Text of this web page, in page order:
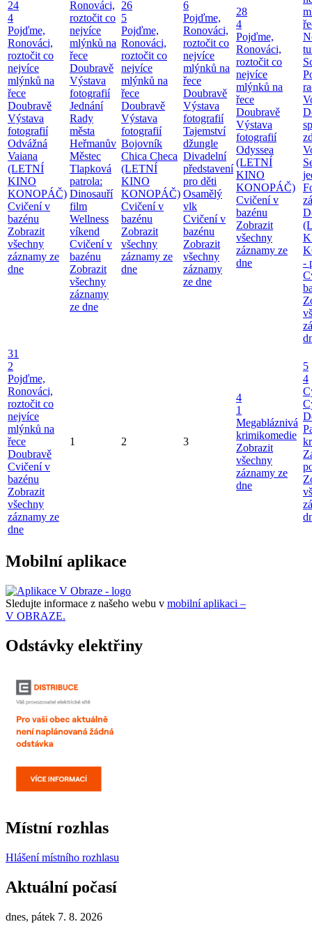
24
4
Pojďme,
Ronováci,
roztočit co
nejvíce
mlýnků na
řece
Doubravě
Výstava
fotografií
Odvážná
Vaiana
(LETNÍ
KINO
KONOPÁČ)
Cvičení v
bazénu
Zobrazit
všechny
záznamy ze
dne
Ronováci,
roztočit co
nejvíce
mlýnků na
řece
Doubravě
Výstava
fotografií
Jednání
Rady
města
Heřmanův
Městec
Tlapková
patrola:
Dinosauří
film
Wellness
víkend
Cvičení v
bazénu
Zobrazit
všechny
záznamy
ze dne
26
5
Pojďme,
Ronováci,
roztočit co
nejvíce
mlýnků na
řece
Doubravě
Výstava
fotografií
Bojovník
Chica Checa
(LETNÍ
KINO
KONOPÁČ)
Cvičení v
bazénu
Zobrazit
všechny
záznamy ze
dne
6
Pojďme,
Ronováci,
roztočit co
nejvíce
mlýnků na
řece
Doubravě
Výstava
fotografií
Tajemství
džungle
Divadelní
představení
pro děti
Osamělý
vlk
Cvičení v
bazénu
Zobrazit
všechny
záznamy
ze dne
28
4
Pojďme,
Ronováci,
roztočit co
nejvíce
mlýnků na
řece
Doubravě
Výstava
fotografií
Odyssea
(LETNÍ
KINO
KONOPÁČ)
Cvičení v
bazénu
Zobrazit
všechny
záznamy ze
dne
-
31
2
Pojďme,
Ronováci,
roztočit co
nejvíce
mlýnků na
řece
Doubravě
Cvičení v
bazénu
Zobrazit
všechny
záznamy ze
dne
1 2 3
4
1
Megabláznivá
krimikomedie
Zobrazit
všechny
záznamy ze
dne
5
4
Mobilní aplikace
Sledujte informace z našeho webu v mobilní aplikaci –
V OBRAZE.
Odstávky elektřiny
Místní rozhlas
Hlášení místního rozhlasu
Aktuální počasí
dnes, pátek 7. 8. 2026